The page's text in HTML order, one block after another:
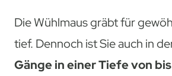
Die Wühlmaus gräbt für
tief. Dennoch ist Sie auch in
Gänge in einer Tiefe von